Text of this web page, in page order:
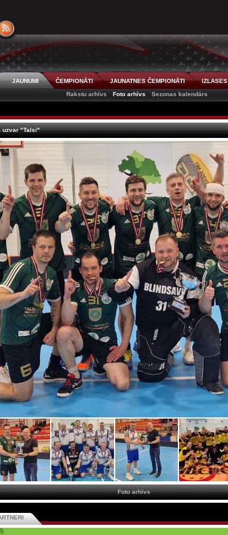
JAUNUMI ČEMPIONĀTI JAUNATNES ČEMPIONĀTI IZLASES
Rakstu arhīvs
Foto arhīvs Sezonas kalendārs
uzvar "Talsi"
Foto arhīvs